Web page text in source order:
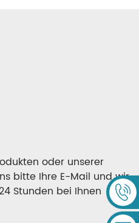
oder unserer
bitte Ihre E-Mail und wir
Stunden bei Ihnen